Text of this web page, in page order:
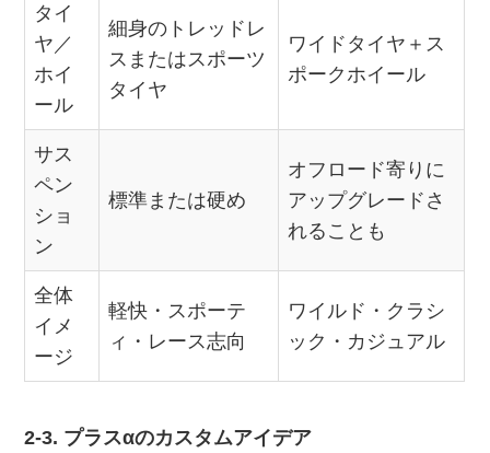
タイ
ヤ／
ホイ
ール
細身のトレッドレ
スまたはスポーツ
タイヤ
ワイドタイヤ＋ス
ポークホイール
サス
ペン
ショ
ン
標準または硬め
オフロード寄りに
アップグレードさ
れることも
全体
イメ
ージ
軽快・スポーテ
ィ・レース志向
ワイルド・クラシ
ック・カジュアル
2-3. プラスαのカスタムアイデア